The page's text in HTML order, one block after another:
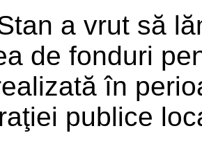
a vrut să
de fonduri
în
publice